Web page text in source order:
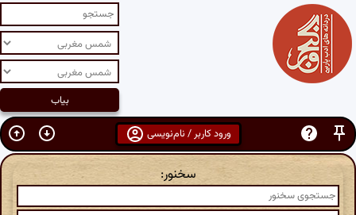
ورود کاربر / نام‌نویسی
سخنور: